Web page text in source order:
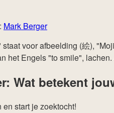
Mark Berger
staat voor afbeelding (絵),
het Engels "to smile",
Wat betekent
start je zoektocht!